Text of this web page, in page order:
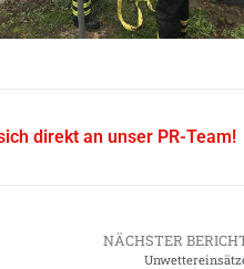
direkt an unser PR-Team!
NÄCHSTER